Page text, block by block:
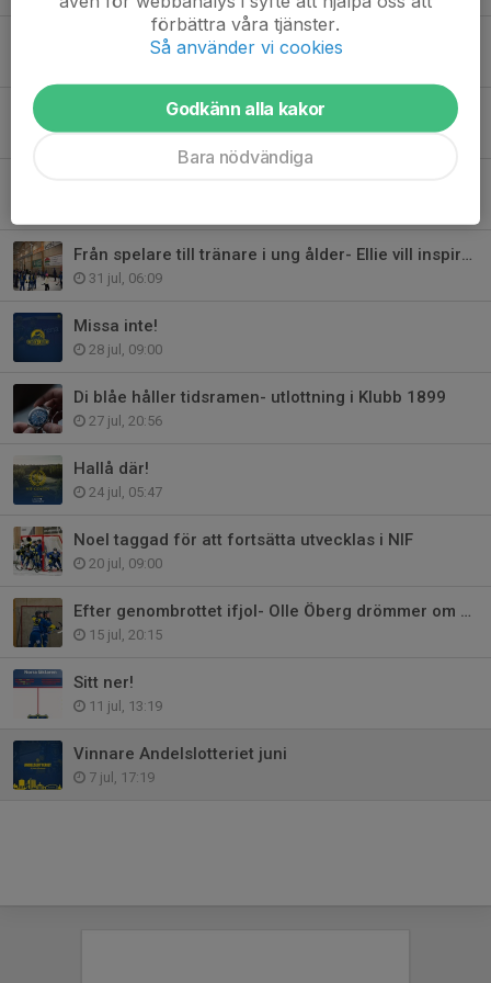
Grattis och tack- Meier Andersson
31 jul, 15:17
Från spelare till tränare i ung ålder- Ellie vill inspirera andra
31 jul, 06:09
Missa inte!
28 jul, 09:00
Di blåe håller tidsramen- utlottning i Klubb 1899
27 jul, 20:56
Hallå där!
24 jul, 05:47
Noel taggad för att fortsätta utvecklas i NIF
20 jul, 09:00
Efter genombrottet ifjol- Olle Öberg drömmer om kommande säsong
15 jul, 20:15
Sitt ner!
11 jul, 13:19
Vinnare Andelslotteriet juni
7 jul, 17:19
förbättra våra tjänster.
Så använder vi cookies
Godkänn alla kakor
Bara nödvändiga